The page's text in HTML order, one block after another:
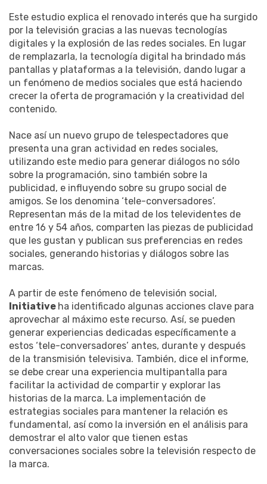
Este estudio explica el renovado interés que ha surgido
por la televisión gracias a las nuevas tecnologías
digitales y la explosión de las redes sociales. En lugar
de remplazarla, la tecnología digital ha brindado más
pantallas y plataformas a la televisión, dando lugar a
un fenómeno de medios sociales que está haciendo
crecer la oferta de programación y la creatividad del
contenido.
Nace así un nuevo grupo de telespectadores que
presenta una gran actividad en redes sociales,
utilizando este medio para generar diálogos no sólo
sobre la programación, sino también sobre la
publicidad, e influyendo sobre su grupo social de
amigos. Se los denomina ‘tele-conversadores’.
Representan más de la mitad de los televidentes de
entre 16 y 54 años, comparten las piezas de publicidad
que les gustan y publican sus preferencias en redes
sociales, generando historias y diálogos sobre las
marcas.
A partir de este fenómeno de televisión social,
Initiative ha identificado algunas acciones clave para
aprovechar al máximo este recurso. Así, se pueden
generar experiencias dedicadas específicamente a
estos ‘tele-conversadores’ antes, durante y después
de la transmisión televisiva. También, dice el informe,
se debe crear una experiencia multipantalla para
facilitar la actividad de compartir y explorar las
historias de la marca. La implementación de
estrategias sociales para mantener la relación es
fundamental, así como la inversión en el análisis para
demostrar el alto valor que tienen estas
conversaciones sociales sobre la televisión respecto de
la marca.